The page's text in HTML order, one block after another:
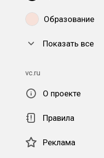
Образование
Показать все
vc.ru
О проекте
Правила
Реклама